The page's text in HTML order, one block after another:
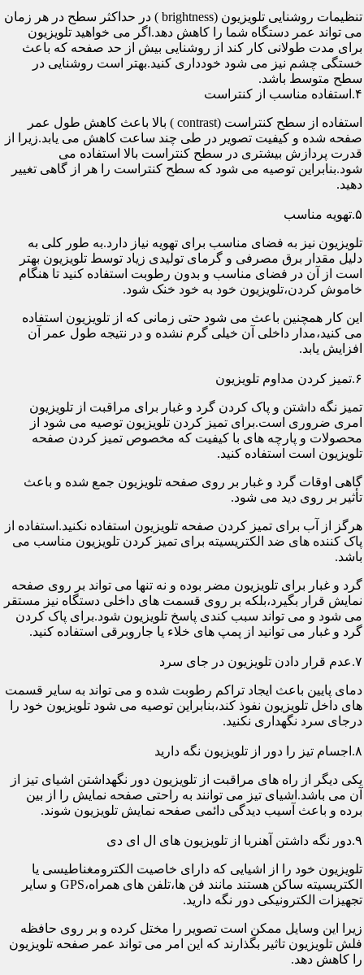
تنظیمات روشنایی تلویزیون (brightness ) در حداکثر سطح در هر زمان
می تواند عمر دستگاه شما را کاهش دهد.اگر می خواهید تلویزیون
برای مدت طولانی کار کند از روشنایی بیش از حد صفحه که باعث
خستگی چشم نیز می شود خودداری کنید.بهتر است روشنایی در
سطح متوسط باشد.
۴.استفاده مناسب از کنتراست
استفاده از سطح کنتراست (contrast ) بالا باعث کاهش طول عمر
صفحه شده و کیفیت تصویر در طی چند ساعت کاهش می یابد.زیرا از
قدرت پردازش بیشتری در سطح کنتراست بالا استفاده می
شود.بنابراین توصیه می شود که سطح کنتراست را هر از گاهی تغییر
دهید.
۵.تهویه مناسب
تلویزیون نیز به فضای مناسب برای تهویه نیاز دارد.به طور کلی به
دلیل مقدار برق مصرفی و گرمای تولیدی زیاد توسط تلویزیون بهتر
است از آن در فضای مناسب و بدون رطوبت استفاده کنید تا هنگام
خاموش کردن،تلویزیون خود به خود خنک شود.
این کار همچنین باعث می شود حتی زمانی که از تلویزیون استفاده
می کنید،مدار داخلی آن خیلی گرم نشده و در نتیجه طول عمر آن
افزایش یابد.
۶.تمیز کردن مداوم تلویزیون
تمیز نگه داشتن و پاک کردن گرد و غبار برای مراقبت از تلویزیون
امری ضروری است.برای تمیز کردن تلویزیون توصیه می شود از
محصولات و پارچه های با کیفیت که مخصوص تمیز کردن صفحه
تلویزیون است استفاده کنید.
گاهی اوقات گرد و غبار بر روی صفحه تلویزیون جمع شده و باعث
تأثیر بر روی دید می شود.
هرگز از آب برای تمیز کردن صفحه تلویزیون استفاده نکنید.استفاده از
پاک کننده های ضد الکتریسیته برای تمیز کردن تلویزیون مناسب می
باشد.
گرد و غبار برای تلویزیون مضر بوده و نه تنها می تواند بر روی صفحه
نمایش قرار بگیرد،بلکه بر روی قسمت های داخلی دستگاه نیز مستقر
می شود و می تواند سبب کندی پاسخ تلویزیون شود.برای پاک کردن
گرد و غبار می توانید از پمپ های خلاء یا جاروبرقی استفاده کنید.
۷.عدم قرار دادن تلویزیون در جای سرد
دمای پایین باعث ایجاد تراکم رطوبت شده و می تواند به سایر قسمت
های داخل تلویزیون نفوذ کند،بنابراین توصیه می شود تلویزیون خود را
درجای سرد نگهداری نکنید.
۸.اجسام تیز را دور از تلویزیون نگه دارید
یکی دیگر از راه های مراقبت از تلویزیون دور نگهداشتن اشیای تیز از
آن می باشد.اشیای تیز می توانند به راحتی صفحه نمایش را از بین
برده و باعث آسیب دیدگی دائمی صفحه نمایش تلویزیون شوند.
۹.دور نگه داشتن آهنربا از تلویزیون های ال ای دی
تلویزیون خود را از اشیایی که دارای خاصیت الکترومغناطیسی یا
الکتریسیته ساکن هستند مانند فن ها،تلفن های همراه،GPS و سایر
تجهیزات الکترونیکی دور نگه دارید.
زیرا این وسایل ممکن است تصویر را مختل کرده و بر روی حافظه
فلش تلویزیون تاثیر بگذارند که این امر می تواند عمر صفحه تلویزیون
را کاهش دهد.